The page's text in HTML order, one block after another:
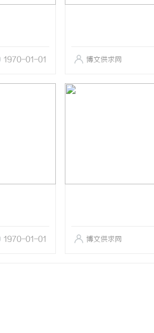
1970-01-01 博文供求网
1970-01-01 博文供求网